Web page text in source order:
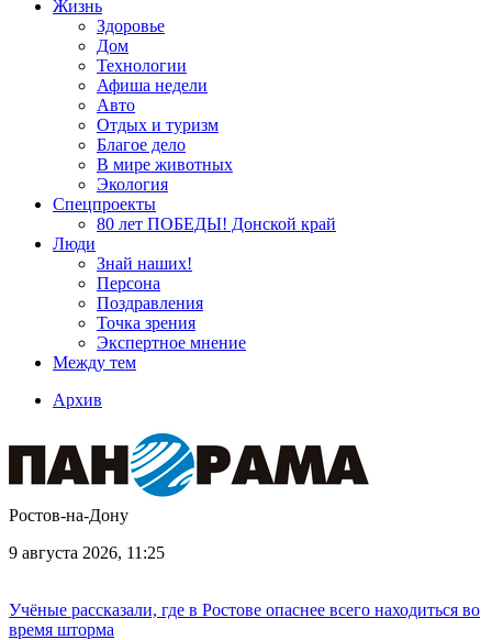
Жизнь
Здоровье
Дом
Технологии
Афиша недели
Авто
Отдых и туризм
Благое дело
В мире животных
Экология
Спецпроекты
80 лет ПОБЕДЫ! Донской край
Люди
Знай наших!
Персона
Поздравления
Точка зрения
Экспертное мнение
Между тем
Архив
Ростов-на-Дону
9 августа 2026, 11:25
Учёные рассказали, где в Ростове опаснее всего находиться во
время шторма